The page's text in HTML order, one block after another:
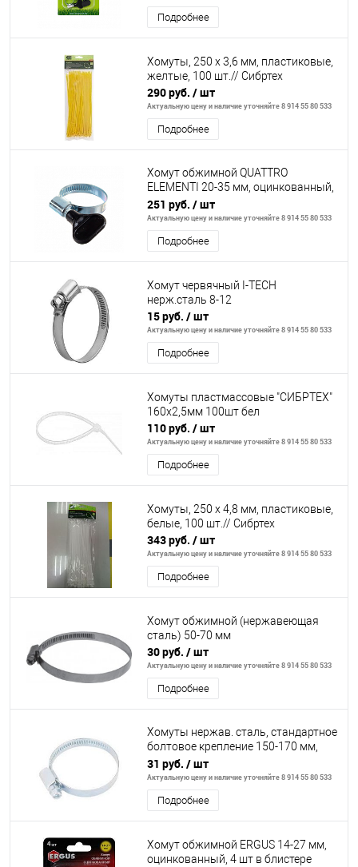
Подробнее
Хомуты, 250 х 3,6 мм, пластиковые,
желтые, 100 шт.// Сибртех
290 руб. / шт
Актуальную цену и наличие уточняйте 8 914 55 80 533
Подробнее
Хомут обжимной QUATTRO
ELEMENTI 20-35 мм, оцинкованный,
с ключом 4 шт в блистере
251 руб. / шт
Актуальную цену и наличие уточняйте 8 914 55 80 533
Подробнее
Хомут червячный I-TECH
нерж.сталь 8-12
15 руб. / шт
Актуальную цену и наличие уточняйте 8 914 55 80 533
Подробнее
Хомуты пластмассовые "СИБРТЕХ"
160х2,5мм 100шт бел
110 руб. / шт
Актуальную цену и наличие уточняйте 8 914 55 80 533
Подробнее
Хомуты, 250 х 4,8 мм, пластиковые,
белые, 100 шт.// Сибртех
343 руб. / шт
Актуальную цену и наличие уточняйте 8 914 55 80 533
Подробнее
Хомут обжимной (нержавеющая
сталь) 50-70 мм
30 руб. / шт
Актуальную цену и наличие уточняйте 8 914 55 80 533
Подробнее
Хомуты нержав. сталь, стандартное
болтовое крепление 150-170 мм,
ширина 9 мм, 25 шт.// Сибртех
31 руб. / шт
Актуальную цену и наличие уточняйте 8 914 55 80 533
Подробнее
Хомут обжимной ERGUS 14-27 мм,
оцинкованный, 4 шт в блистере